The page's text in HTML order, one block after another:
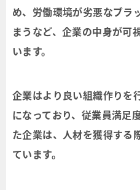
め、労働環境が劣悪なブラ
まうなど、企業の中身が可
います。
企業はより良い組織作りを
になっており、従業員満足
た企業は、人材を獲得する
ています。